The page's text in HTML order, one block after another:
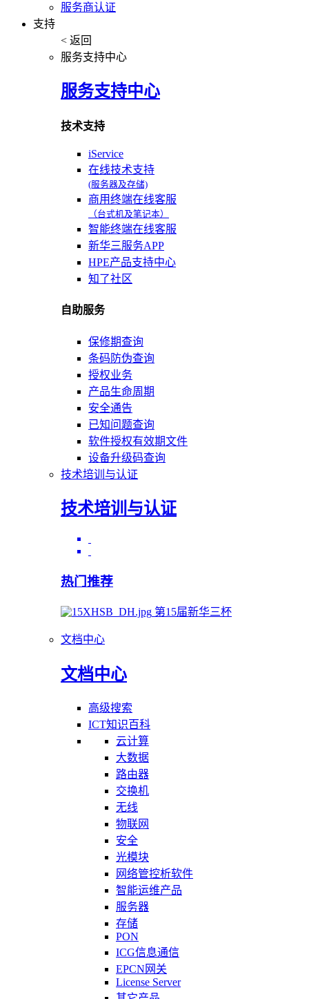
服务商认证
支持
< 返回
服务支持中心
服务支持中心
技术支持
iService
在线技术支持
(服务器及存储)
商用终端在线客服
（台式机及笔记本）
智能终端在线客服
新华三服务APP
HPE产品支持中心
知了社区
自助服务
保修期查询
条码防伪查询
授权业务
产品生命周期
安全通告
已知问题查询
软件授权有效期文件
设备升级码查询
技术培训与认证
技术培训与认证
热门推荐
第15届新华三杯
文档中心
文档中心
高级搜索
ICT知识百科
云计算
大数据
路由器
交换机
无线
物联网
安全
光模块
网络管控析软件
智能运维产品
服务器
存储
PON
ICG信息通信
EPCN网关
License Server